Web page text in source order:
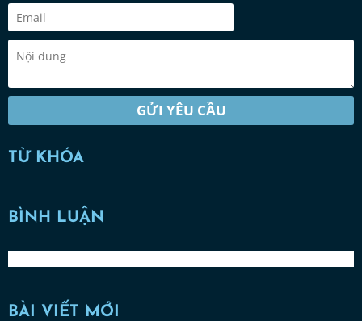
GỬI YÊU CẦU
TỪ KHÓA
BÌNH LUẬN
BÀI VIẾT MỚI